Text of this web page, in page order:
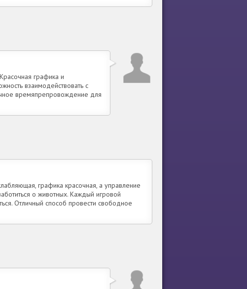
графика и
взаимодействовать с
времяпрепровождение для
графика красочная, а управление
о животных. Каждый игровой
Отличный способ провести свободное